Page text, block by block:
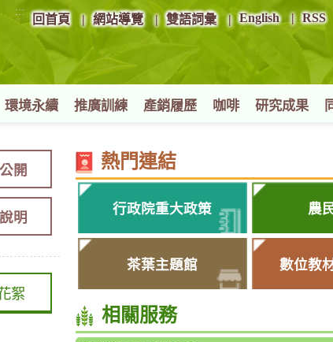
:::
回首頁 網站導覽 雙語詞彙 English RSS
環境永續 推廣訓練 產銷履歷 咖啡 研究成果
開
明
絮
熱門連結
行政院重大政策 農
茶葉主題館 數位教
相關服務